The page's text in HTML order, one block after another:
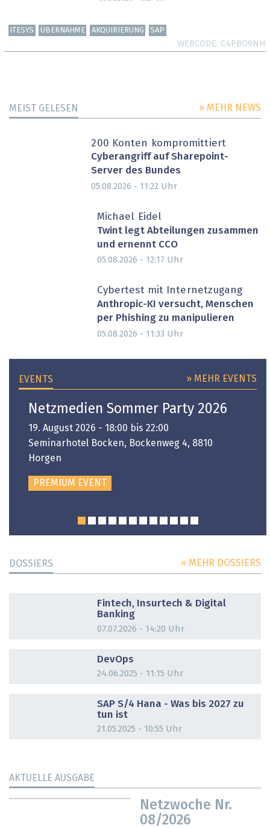
ITESYS ÜBERNAHME AKQUIRIERUNG SAP
WEBCODE C4PBQ9NH
MEIST GELESEN » MEHR NEWS
200 Konten kompromittiert
Cyberangriff auf Sharepoint-
Server des Bundes
05.08.2026 - 11:22 Uhr
Michael Eidel
Twint legt Abteilungen zusammen
und ernennt CCO
05.08.2026 - 12:17 Uhr
Cybertest mit Internetzugang
Anthropic-KI versucht, Menschen
per Phishing zu manipulieren
05.08.2026 - 11:33 Uhr
EVENTS » MEHR EVENTS
Netzmedien Sommer Party 2026
19. August 2026 - 18:00 bis 22:00
Seminarhotel Bocken, Bockenweg 4, 8810
Horgen
PREMIUM EVENT
DOSSIERS » MEHR DOSSIERS
Fintech, Insurtech & Digital
Banking
07.07.2026 - 14:20 Uhr
DevOps
24.06.2025 - 11:15 Uhr
SAP S/4 Hana - Was bis 2027 zu
tun ist
21.05.2025 - 10:55 Uhr
AKTUELLE AUSGABE
Netzwoche Nr.
08/2026